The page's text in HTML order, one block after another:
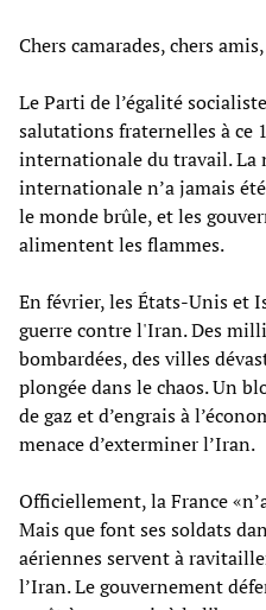
Chers camarades, chers amis,
Le Parti de l’égalité
salutations fraternelles à ce
internationale du travail. La
internationale n’a jamais
le monde brûle, et les
alimentent les flammes.
En février, les États-Unis et
guerre contre l'Iran. Des
bombardées, des villes
plongée dans le chaos. Un
de gaz et d’engrais à
menace d’exterminer l’Iran.
Officiellement, la France
Mais que font ses soldats
aériennes servent à
l’Iran. Le gouvernement